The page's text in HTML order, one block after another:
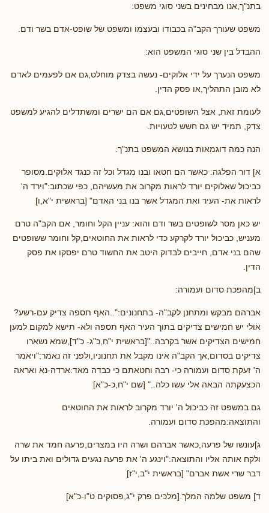
בתנ"ך,אנו מבחינים בשני סוגי משפט:
משפט שעורך הקב"ה בכבודו ובעצמו ומשפט של שופט-אדם בשר ודם.
ההבדל בין שני סוגי המשפט הוא:
משפט הנערך על ידי אלוקים- נעשה בצדק מוחלט,גם אם לפעמים לאדם
לא מובן התהליך,או פסק הדין.
לעומת זאת, אצל השופטים,גם אם הם ישרים ומשתדלים להגיע למשפט
צדק, תמיד יש גם חשש לטעויות.
הנה כמה דוגמאות בנושא המשפט בתנ"ך:
א] דור הפלגה: כאשר הם חטאו ובנו מגדל וכל זה כנגד אלוקים.מסופר
כביכול שאלוקים יורד לראות מקרוב את מעשיהם, כפי שכתוב:"וירד ה'
לראות את- העיר ואת המגדל אשר בנו בני האדם" [בראשית י"א,ו]
יש כאן מסר לשופטים בשר ודם והוא: עניין הקל וחומר, אם הקב"ה טרם
מעניש, כביכול יורד לקרקע כדי לראות את החוטאים,קל וחומר ששופטים
שהם בני אדם, חייבים לבדוק היטב את החשוד טרם יפסקו את פסק
הדין.
ב]מהפכת סדום ועמורה:
אברהם מבקש ומתחנן לקב"ה- בתחנונים:"..האף תספה צדיק עם-רשע?
אולי יש חמישים צדיקים בתוך העיר האף תספה ולא- תישא למקום למען
חמישים הצדיקים אשר בקרבה.."[בראשית י"ח,כ"ג- כ"ד],שמא נשארו
צדיקים בסדום,אך הקב"ה אינו מקבל את תחנוניו,ולפני זה נאמר:"ויאמר
ה' זעקת סדום ועמורה כי- רבה וחטאתם כי כבדה מאד:ארדה-נא ואראה
הכצעקתה הבאה אלי עשו כלה.." [שם י"ח,כ-כ"א]
גם במשפט זה כביכול ה' יורד מקרוב לראות את החוטאים
והתוצאה:מהפכת סדום ועמורה.
ג]עונשו של פרעה,כאשר אברהם ושרה היו במצרים,פרעה חמד את שרה
ולקח אותה אליו והתוצאה:"וינגע ה' את פרעה נגעים גדולים ואת ביתו על
דבר שרי אשת אברם" [בראשית י"ב,י"ז]
ד] משפט שלמה המלך.[מלכים פרק י"ג,פסוקים ט"ו-כ"א]